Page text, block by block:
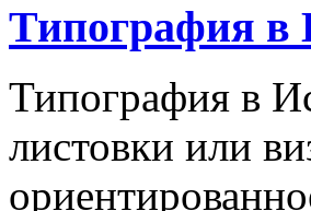
Типография в
Типография в
листовки или